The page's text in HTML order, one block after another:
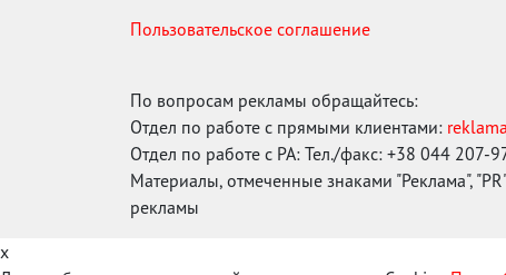
Пользовательское соглашение
По вопросам рекламы обращайтесь:
Отдел по работе с прямыми клиентами:
Отдел по работе с РА: Тел./факс: +38 044 207-
Материалы, отмеченные знаками "Реклама",
рекламы
x